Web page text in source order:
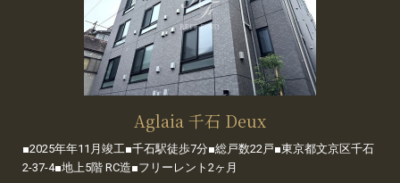
Aglaia 千石 Deux
■2025年年11月竣工■千石駅徒歩7分■総戸数22戸■東京都文京区千石
2-37-4■地上5階 RC造■フリーレント2ヶ月